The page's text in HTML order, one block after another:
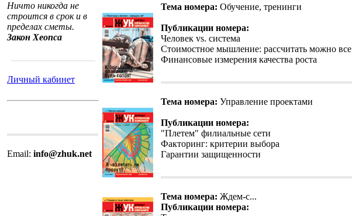
Ничто никогда не
строится в срок и в
пределах сметы.
Закон Хеопса
Личный кабинет
Email: info@zhuk.net
Тема номера: Обучение, тренинги
Публикации номера:
Человек vs. система
Стоимостное мышление: рассчитать можно все
Финансовые измерения качества роста
Тема номера: Управление проектами
Публикации номера:
"Плетем" филиальные сети
Факторинг: критерии выбора
Гарантии защищенности
Тема номера: Ждем-с...
Публикации номера: